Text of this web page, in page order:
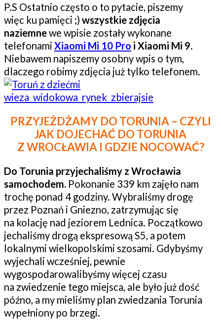
P.S Ostatnio często o to pytacie, piszemy
więc ku pamięci ;) wszystkie zdjęcia
naziemnewe wpisie zostały wykonane
telefonami Xiaomi Mi 10 Pro i Xiaomi Mi 9.
Niebawem napiszemy osobny wpis o tym,
dlaczego robimy zdjęcia już tylko telefonem.
PRZYJEŻDŻAMY DO TORUNIA – CZYLI
JAK DOJECHAĆ DO TORUNIA
Z WROCŁAWIA I GDZIE NOCOWAĆ?
Do Torunia przyjechaliśmy z Wrocławia
samochodem. Pokonanie 339 km zajęło nam
trochę ponad 4 godziny. Wybraliśmy drogę
przez Poznań i Gniezno, zatrzymując się
na kolację nad jeziorem Lednica. Początkowo
jechaliśmy drogą ekspresową S5, a potem
lokalnymi wielkopolskimi szosami. Gdybyśmy
wyjechali wcześniej, pewnie
wygospodarowalibyśmy więcej czasu
na zwiedzenie tego miejsca, ale było już dość
późno, a my mieliśmy plan zwiedzania Torunia
wypełniony po brzegi.